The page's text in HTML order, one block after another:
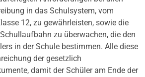
in das Schulsystem, vom
12, zu gewährleisten, sowie die
zu überwachen, die den
in der Schule bestimmen. Alle diese
der gesetzlich
damit der Schüler am Ende der